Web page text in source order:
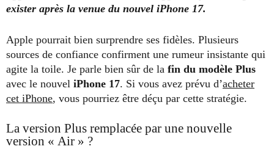
exister après la venue du nouvel iPhone 17.
Apple pourrait bien surprendre ses fidèles. Plusieurs
sources de confiance confirment une rumeur insistante qui
agite la toile. Je parle bien sûr de la fin du modèle Plus
avec le nouvel iPhone 17. Si vous avez prévu d’acheter
cet iPhone, vous pourriez être déçu par cette stratégie.
La version Plus remplacée par une nouvelle
version « Air » ?